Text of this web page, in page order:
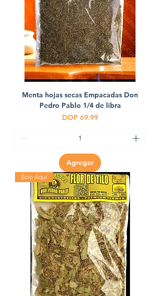
Menta hojas secas Empacadas Don
Pedro Pablo 1/4 de libra
Precio
DOP 69.99
Agregar
Solo Aquí